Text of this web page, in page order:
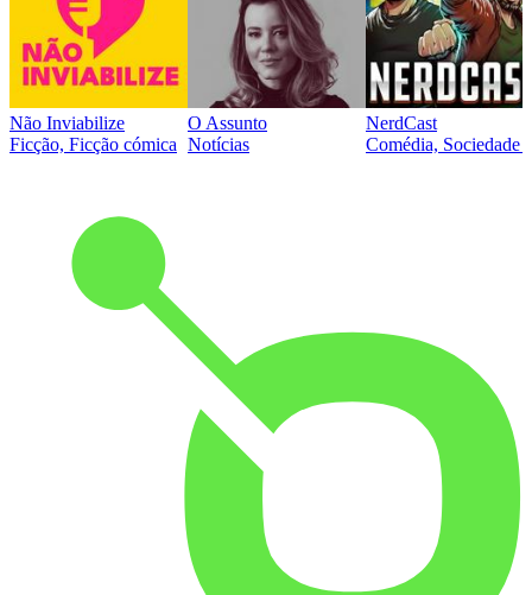
Não Inviabilize
Ficção, Ficção cómica
O Assunto
Notícias
NerdCast
Comédia, Sociedade